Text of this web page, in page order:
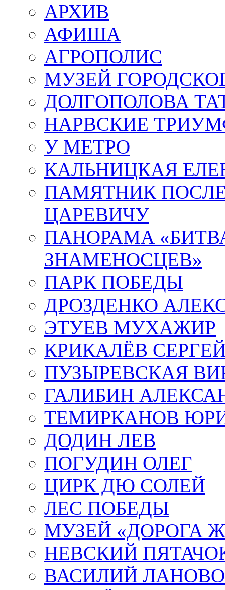
АРХИВ
АФИША
АГРОПОЛИС
МУЗЕЙ
ДОЛГОПОЛОВА
НАРВСКИЕ
У МЕТРО
КАЛЬНИЦКАЯ
ПАМЯТНИК
ЦАРЕВИЧУ
ПАНОРАМА
ЗНАМЕНОСЦЕВ»
ПАРК ПОБЕДЫ
ДРОЗДЕНКО
ЭТУЕВ МУХАЖИР
КРИКАЛЁВ
ПУЗЫРЕВСКАЯ
ГАЛИБИН
ТЕМИРКАНОВ
ДОДИН ЛЕВ
ПОГУДИН ОЛЕГ
ЦИРК ДЮ СОЛЕЙ
ЛЕС ПОБЕДЫ
МУЗЕЙ «ДОРОГА
НЕВСКИЙ
ВАСИЛИЙ